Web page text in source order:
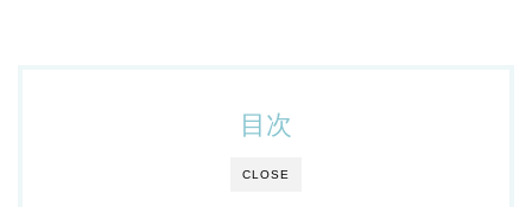
CLOSE
目次